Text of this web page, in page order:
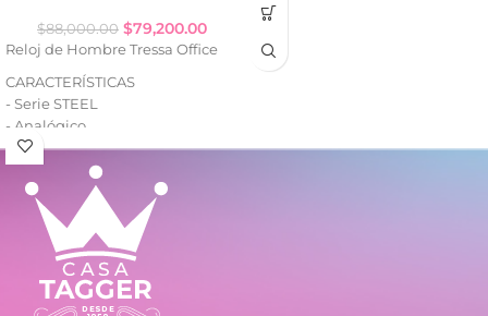
$88,000.00 $79,200.00
Reloj de Hombre Tressa Office
CARACTERÍSTICAS
- Serie STEEL
- Analógico
- Resistencia al agua: WR100
- Fecha (con lupa)
- Caja de acero
- Malla de acero